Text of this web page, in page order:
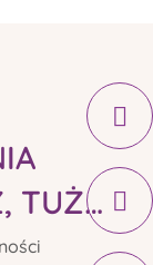
TUŻ…